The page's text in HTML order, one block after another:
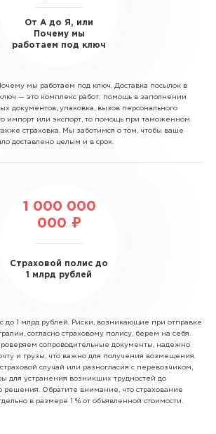
От А до Я, или
Почему мы
работаем под ключ
мы работаем под ключ.
Доставка посылок в
— это комплекс работ: помощь в заполнении
документов, упаковка, вызов персонального
импорт или экспорт, то помощь при таможенном
страховка. Мы заботимся о том, чтобы ваше
доставлено целым и в срок.
1 000 000
000 ₽
Страховой полис до
1 млрд рублей
до 1 млрд рублей.
Риски, возникающие при отправке
согласно страховому полису, берем на себя.
сопроводительные документы, надежно
и грузы, что важно для получения возмещения.
случай или разногласия с перевозчиком,
для устранения возникших трудностей до
решения. Обратите внимание, что страхование
в размере 1 % от объявленной стоимости.